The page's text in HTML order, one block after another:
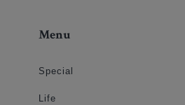
Menu
Special
Life